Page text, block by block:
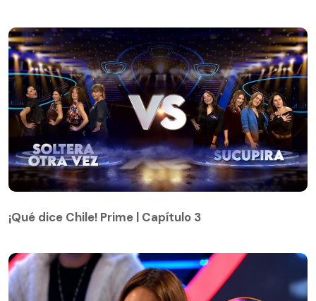
¡Qué dice Chile! Prime | Capítulo 3